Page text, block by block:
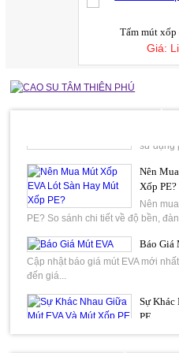
Tấm mút xốp
Giá:
mút eva
Giá:
mút xốp
Giá:
Lót Sàn
Tốt Hơn
Đồng
sử dụng
Nên
Xốp PE?
Nên
PE? So sánh chi tiết về độ bền,
Báo Giá
Cập nhật báo giá mút EVA mới
đến giá...
Sự Khác
PE
So sánh mút EVA và mút xốp PE